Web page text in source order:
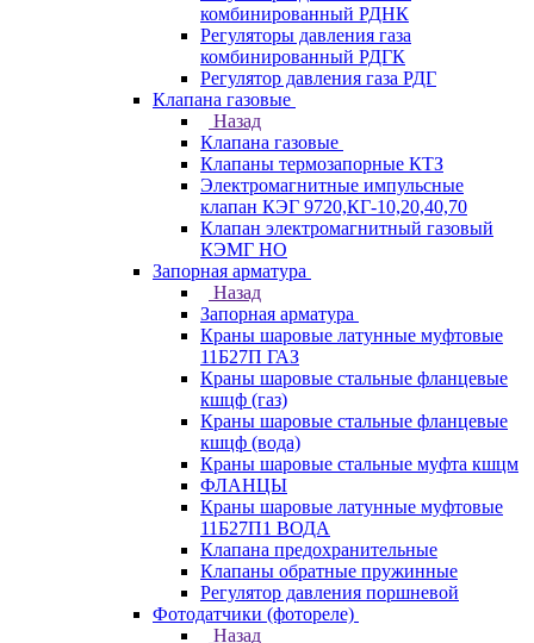
комбинированный РДНК
Регуляторы давления газа
комбинированный РДГК
Регулятор давления газа РДГ
Клапана газовые
Назад
Клапана газовые
Клапаны термозапорные КТЗ
Электромагнитные импульсные
клапан КЭГ 9720,КГ-10,20,40,70
Клапан электромагнитный газовый
КЭМГ НО
Запорная арматура
Назад
Запорная арматура
Краны шаровые латунные муфтовые
11Б27П ГАЗ
Краны шаровые стальные фланцевые
кшцф (газ)
Краны шаровые стальные фланцевые
кшцф (вода)
Краны шаровые стальные муфта кшцм
ФЛАНЦЫ
Краны шаровые латунные муфтовые
11Б27П1 ВОДА
Клапана предохранительные
Клапаны обратные пружинные
Регулятор давления поршневой
Фотодатчики (фотореле)
Назад